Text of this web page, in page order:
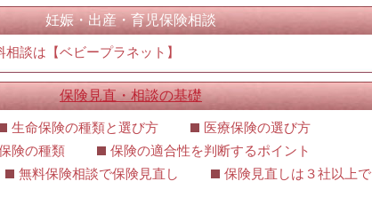
妊娠・出産・育児保険相談
談は【ベビープラネット】
保険見直・相談の基礎
生命保険の種類と選び方
医療保険の選び方
険の種類
保険の適合性を判断するポイント
無料保険相談で保険見直し
保険見直しは３社以上で